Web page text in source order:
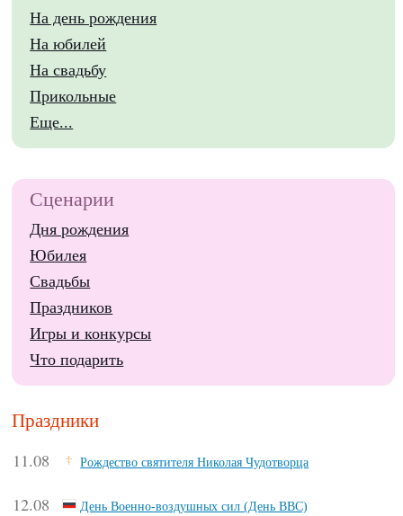
На день рождения
На юбилей
На свадьбу
Прикольные
Еще...
Сценарии
Дня рождения
Юбилея
Свадьбы
Праздников
Игры и конкурсы
Что подарить
Праздники
11.08 Рождество святителя Николая Чудотворца
12.08 День Военно-воздушных сил (День ВВС)